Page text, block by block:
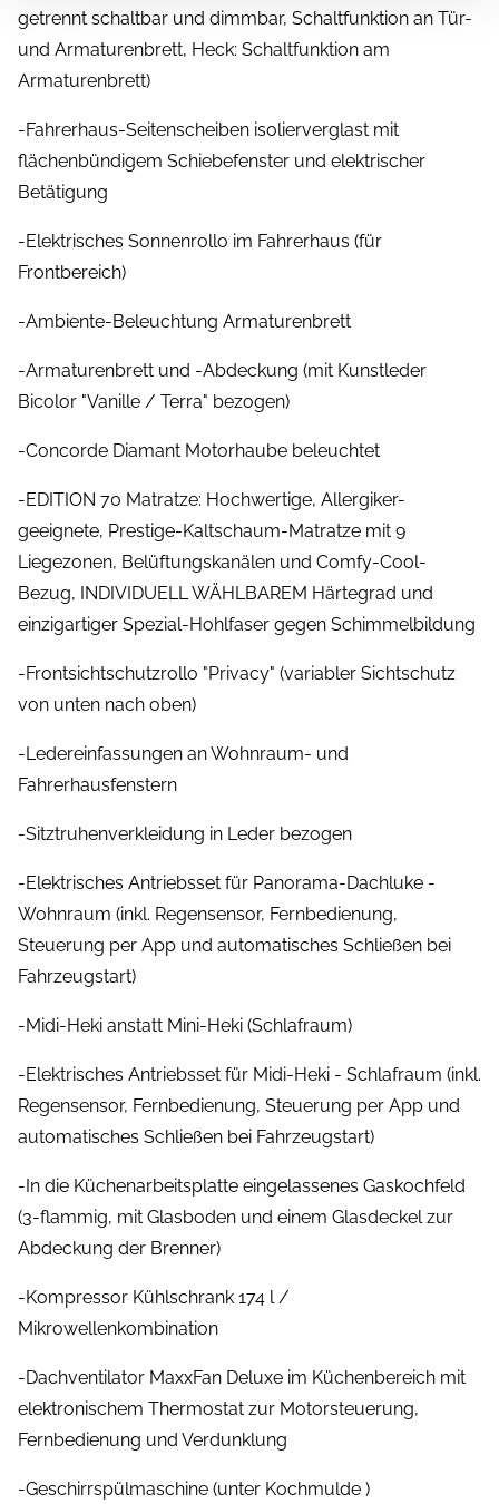
getrennt schaltbar und dimmbar, Schaltfunktion an Tür-
und Armaturenbrett, Heck: Schaltfunktion am
Armaturenbrett)
-Fahrerhaus-Seitenscheiben isolierverglast mit
flächenbündigem Schiebefenster und elektrischer
Betätigung
-Elektrisches Sonnenrollo im Fahrerhaus (für
Frontbereich)
-Ambiente-Beleuchtung Armaturenbrett
-Armaturenbrett und -Abdeckung (mit Kunstleder
Bicolor "Vanille / Terra" bezogen)
-Concorde Diamant Motorhaube beleuchtet
-EDITION 70 Matratze: Hochwertige, Allergiker-
geeignete, Prestige-Kaltschaum-Matratze mit 9
Liegezonen, Belüftungskanälen und Comfy-Cool-
Bezug, INDIVIDUELL WÄHLBAREM Härtegrad und
einzigartiger Spezial-Hohlfaser gegen Schimmelbildung
-Frontsichtschutzrollo "Privacy" (variabler Sichtschutz
von unten nach oben)
-Ledereinfassungen an Wohnraum- und
Fahrerhausfenstern
-Sitztruhenverkleidung in Leder bezogen
-Elektrisches Antriebsset für Panorama-Dachluke -
Wohnraum (inkl. Regensensor, Fernbedienung,
Steuerung per App und automatisches Schließen bei
Fahrzeugstart)
-Midi-Heki anstatt Mini-Heki (Schlafraum)
-Elektrisches Antriebsset für Midi-Heki - Schlafraum (inkl.
Regensensor, Fernbedienung, Steuerung per App und
automatisches Schließen bei Fahrzeugstart)
-In die Küchenarbeitsplatte eingelassenes Gaskochfeld
(3-flammig, mit Glasboden und einem Glasdeckel zur
Abdeckung der Brenner)
-Kompressor Kühlschrank 174 l /
Mikrowellenkombination
-Dachventilator MaxxFan Deluxe im Küchenbereich mit
elektronischem Thermostat zur Motorsteuerung,
Fernbedienung und Verdunklung
-Geschirrspülmaschine (unter Kochmulde )